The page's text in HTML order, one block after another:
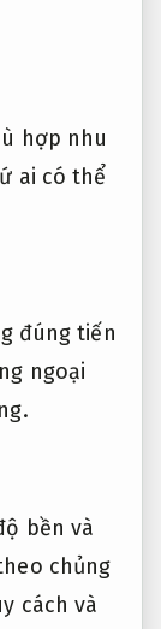
hợp nhu
ai có thể
đúng tiến
ngoại
bền và
chủng
cách và